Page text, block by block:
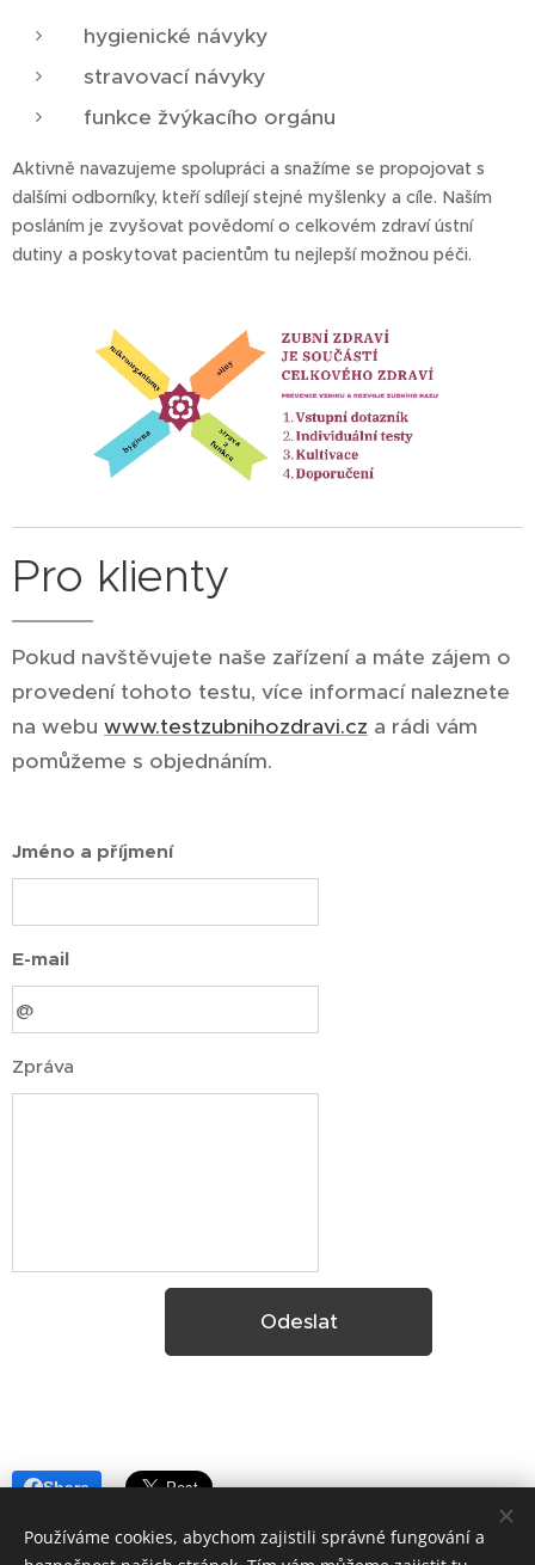
hygienické návyky
stravovací návyky
funkce žvýkacího orgánu
Aktivně navazujeme spolupráci a snažíme se propojovat s
dalšími odborníky, kteří sdílejí stejné myšlenky a cíle. Naším
posláním je zvyšovat povědomí o celkovém zdraví ústní
dutiny a poskytovat pacientům tu nejlepší možnou péči.
Pro klienty
Pokud navštěvujete naše zařízení a máte zájem o
provedení tohoto testu, více informací naleznete
na webu www.testzubnihozdravi.cz a rádi vám
pomůžeme s objednáním.
Jméno a příjmení
E-mail
Zpráva
Odeslat
Share
Používáme cookies, abychom zajistili správné fungování a